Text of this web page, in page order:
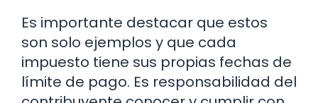
Es importante destacar que estos
son solo ejemplos y que cada
impuesto tiene sus propias fechas de
límite de pago. Es responsabilidad del